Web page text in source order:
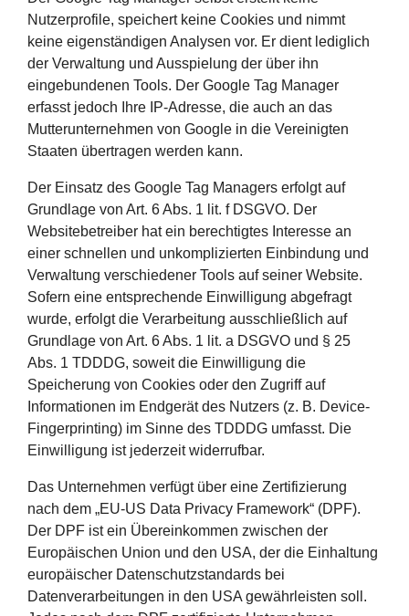
Nutzerprofile, speichert keine Cookies und nimmt
keine eigenständigen Analysen vor. Er dient lediglich
der Verwaltung und Ausspielung der über ihn
eingebundenen Tools. Der Google Tag Manager
erfasst jedoch Ihre IP-Adresse, die auch an das
Mutterunternehmen von Google in die Vereinigten
Staaten übertragen werden kann.
Der Einsatz des Google Tag Managers erfolgt auf
Grundlage von Art. 6 Abs. 1 lit. f DSGVO. Der
Websitebetreiber hat ein berechtigtes Interesse an
einer schnellen und unkomplizierten Einbindung und
Verwaltung verschiedener Tools auf seiner Website.
Sofern eine entsprechende Einwilligung abgefragt
wurde, erfolgt die Verarbeitung ausschließlich auf
Grundlage von Art. 6 Abs. 1 lit. a DSGVO und § 25
Abs. 1 TDDDG, soweit die Einwilligung die
Speicherung von Cookies oder den Zugriff auf
Informationen im Endgerät des Nutzers (z. B. Device-
Fingerprinting) im Sinne des TDDDG umfasst. Die
Einwilligung ist jederzeit widerrufbar.
Das Unternehmen verfügt über eine Zertifizierung
nach dem „EU-US Data Privacy Framework“ (DPF).
Der DPF ist ein Übereinkommen zwischen der
Europäischen Union und den USA, der die Einhaltung
europäischer Datenschutzstandards bei
Datenverarbeitungen in den USA gewährleisten soll.